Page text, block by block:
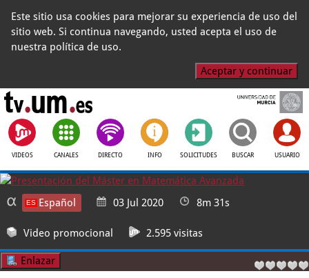
Este sitio usa cookies para mejorar su experiencia de uso del
sitio web. Si continua navegando, usted acepta el uso de
nuestra política de uso.
Aceptar y continuar
VIDEOS CANALES DIRECTO INFO SOLICITUDES BUSCAR USUARIO
Español 03 Jul 2020 8m 31s
Video promocional 2.595 visitas
Enlazar